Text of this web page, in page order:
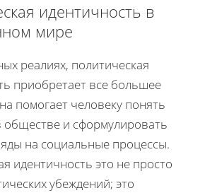
идентичность в
мире
реалиях, политическая
приобретает все большее
помогает человеку понять
и сформулировать
на социальные процессы.
идентичность это не просто
убеждений; это